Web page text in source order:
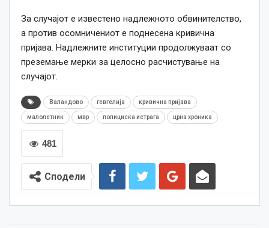
За случајот е известено надлежното обвинителство,
а против осомничениот е поднесена кривична
пријава. Надлежните институции продолжуваат со
преземање мерки за целосно расчистување на
случајот.
Валандово гевгелија кривична пријава
малолетник мвр полициска истрага црна хроника
481
Сподели